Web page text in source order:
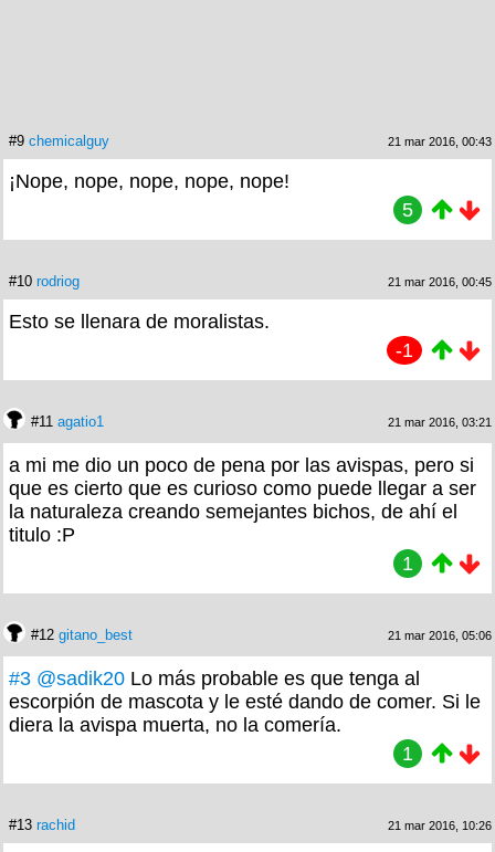
#9 chemicalguy 21 mar 2016, 00:43
¡Nope, nope, nope, nope, nope!
5
#10 rodriog 21 mar 2016, 00:45
Esto se llenara de moralistas.
-1
#11 agatio1 21 mar 2016, 03:21
a mi me dio un poco de pena por las avispas, pero si
que es cierto que es curioso como puede llegar a ser
la naturaleza creando semejantes bichos, de ahí el
titulo :P
1
#12 gitano_best 21 mar 2016, 05:06
#3 @sadik20 Lo más probable es que tenga al
escorpión de mascota y le esté dando de comer. Si le
diera la avispa muerta, no la comería.
1
#13 rachid 21 mar 2016, 10:26